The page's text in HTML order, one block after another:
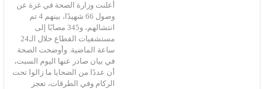
أعلنت وزارة الصحة في غزة عن
وصول 66 شهيدًا، بينهم 4 تم
انتشالهم، و345 مصابًا إلى
مستشفيات القطاع خلال الـ24
ساعة الماضية. وأوضحت الصحة
في بيان صادر عنها اليوم السبت،
أن عددًا من الضحايا ما زالوا تحت
الركام وفي الطرقات، تعجز